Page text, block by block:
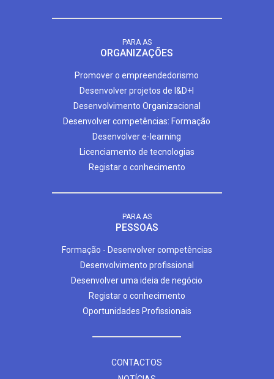
PARA AS
ORGANIZAÇÕES
Promover o empreendedorismo
Desenvolver projetos de I&D+I
Desenvolvimento Organizacional
Desenvolver competências: Formação
Desenvolver e-learning
Licenciamento de tecnologias
Registar o conhecimento
PARA AS
PESSOAS
Formação - Desenvolver competências
Desenvolvimento profissional
Desenvolver uma ideia de negócio
Registar o conhecimento
Oportunidades Profissionais
CONTACTOS